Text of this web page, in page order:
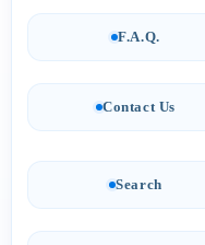
F.A.Q.
Contact Us
Search